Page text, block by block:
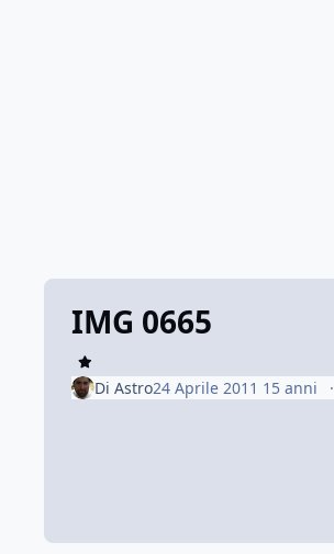
IMG 0665
Di Astro24 Aprile 2011 15 anni